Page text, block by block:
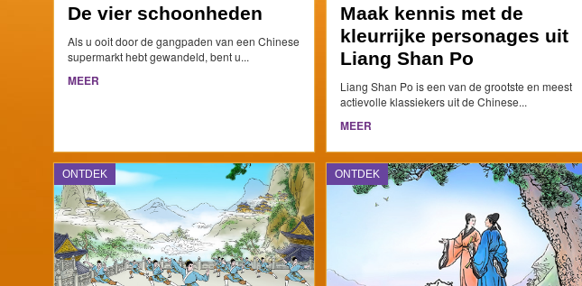
De vier schoonheden
Als u ooit door de gangpaden van een Chinese
supermarkt hebt gewandeld, bent u...
MEER
Maak kennis met de
kleurrijke personages uit
Liang Shan Po
Liang Shan Po is een van de grootste en meest
actievolle klassiekers uit de Chinese...
MEER
ONTDEK ONTDEK